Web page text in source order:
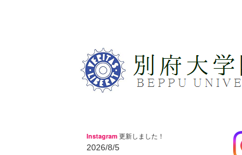
Instagram 更新しました！
2026/8/5